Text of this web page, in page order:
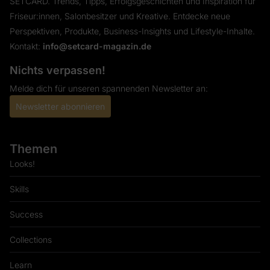
Friseur:innen, Salonbesitzer und Kreative. Entdecke neue
Perspektiven, Produkte, Business-Insights und Lifestyle-Inhalte.
Kontakt: info@setcard-magazin.de
Nichts verpassen!
Melde dich für unseren spannenden Newsletter an:
Newsletter abonnieren
Themen
Looks!
Skills
Success
Collections
Learn